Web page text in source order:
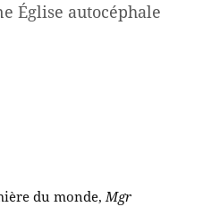
Église autocéphale
du monde,Mgr